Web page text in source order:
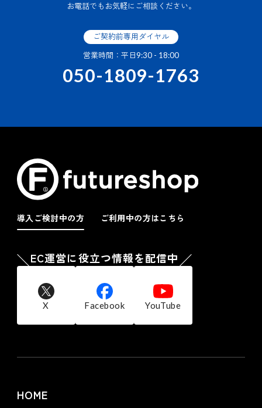
お電話でもお気軽にご相談ください。
ご契約前専用ダイヤル
営業時間：平日9:30 - 18:00
050-1809-1763
導入ご検討中の方 ご利用中の方はこちら
EC運営に役立つ情報を配信中
X Facebook YouTube
HOME